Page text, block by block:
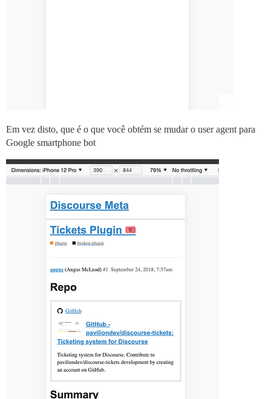
Em vez disto, que é o que você obtém se mudar o user agent para
Google smartphone bot